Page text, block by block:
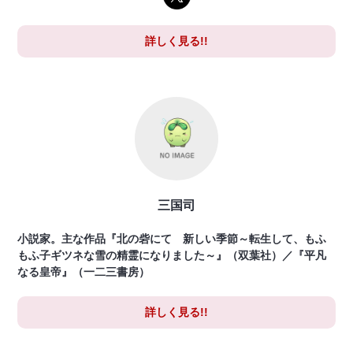
詳しく見る!!
三国司
小説家。主な作品『北の砦にて 新しい季節～転生して、もふ
もふ子ギツネな雪の精霊になりました～』（双葉社）／『平凡
なる皇帝』（一二三書房）
詳しく見る!!